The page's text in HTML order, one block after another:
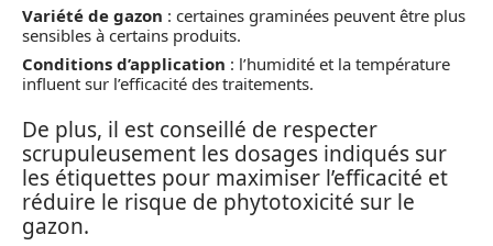
Variété de gazon : certaines graminées peuvent être plus
sensibles à certains produits.
Conditions d’application : l’humidité et la température
influent sur l’efficacité des traitements.
De plus, il est conseillé de respecter
scrupuleusement les dosages indiqués sur
les étiquettes pour maximiser l’efficacité et
réduire le risque de phytotoxicité sur le
gazon.